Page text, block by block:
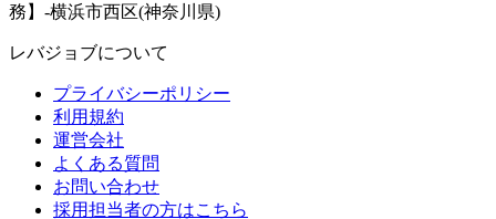
務】-横浜市西区(神奈川県)
レバジョブについて
プライバシーポリシー
利用規約
運営会社
よくある質問
お問い合わせ
採用担当者の方はこちら